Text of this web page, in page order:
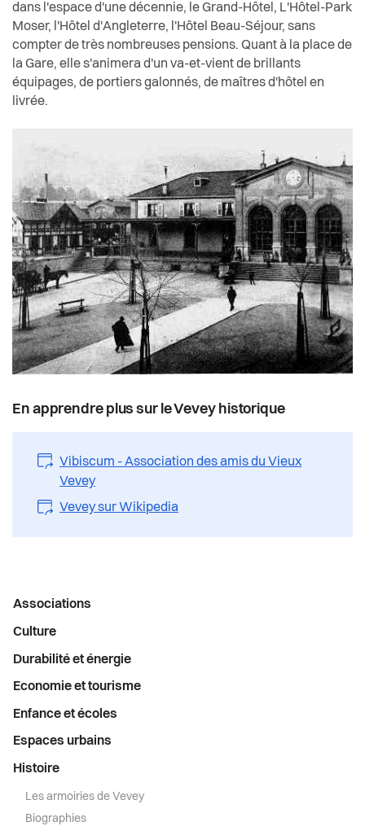
dans l'espace d'une décennie, le Grand-Hôtel, L'Hôtel-Park
Moser, l'Hôtel d'Angleterre, l'Hôtel Beau-Séjour, sans
compter de très nombreuses pensions. Quant à la place de
la Gare, elle s'animera d'un va-et-vient de brillants
équipages, de portiers galonnés, de maîtres d'hôtel en
livrée.
En apprendre plus sur le Vevey historique
Vibiscum - Association des amis du Vieux
Vevey
Vevey sur Wikipedia
Menu
latéral
Associations
Culture
Durabilité et énergie
Economie et tourisme
Enfance et écoles
Espaces urbains
Histoire
Les armoiries de Vevey
Biographies